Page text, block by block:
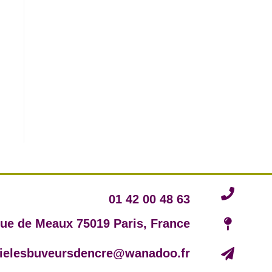
01 42 00 48 63
de Meaux 75019 Paris, France